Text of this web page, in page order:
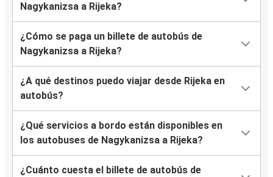
Nagykanizsa a Rijeka?
¿Cómo se paga un billete de autobús de
Nagykanizsa a Rijeka?
¿A qué destinos puedo viajar desde Rijeka en
autobús?
¿Qué servicios a bordo están disponibles en
los autobuses de Nagykanizsa a Rijeka?
¿Cuánto cuesta el billete de autobús de